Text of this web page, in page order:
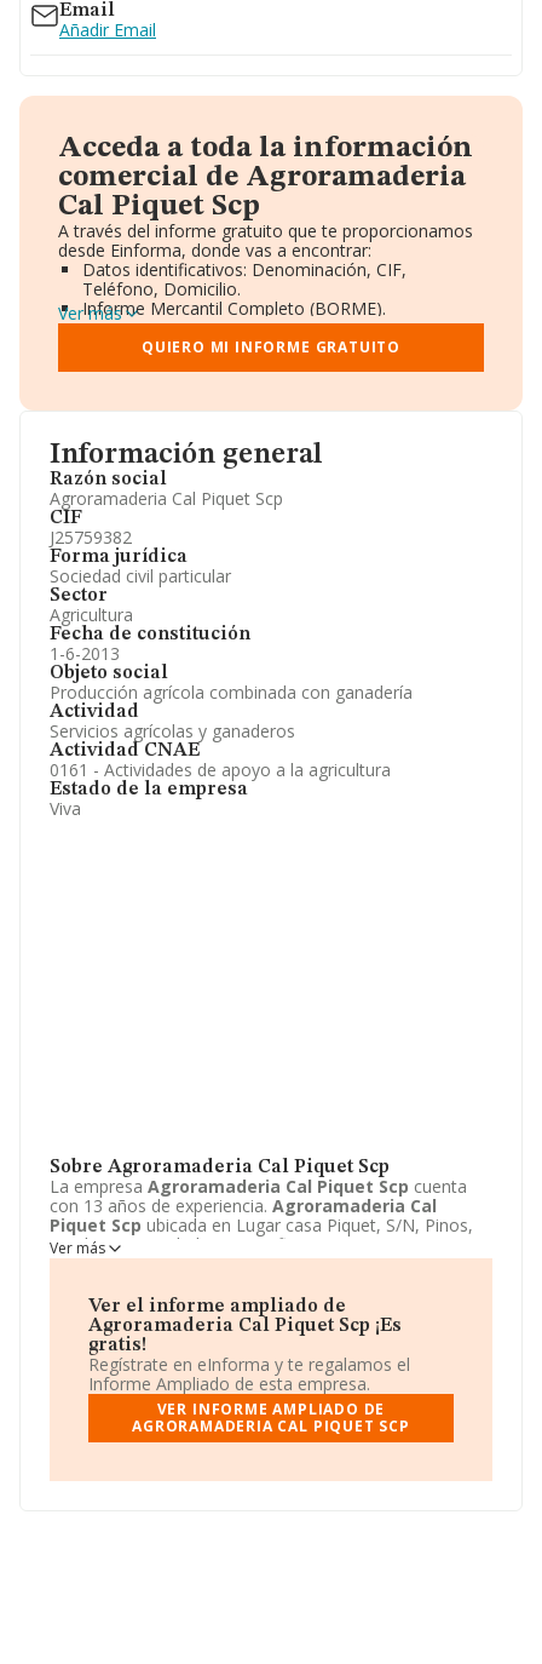
Información general
Razón social
Agroramaderia Cal Piquet Scp
CIF
J25759382
Forma jurídica
Sociedad civil particular
Sector
Agricultura
Fecha de constitución
1-6-2013
Objeto social
Producción agrícola combinada con ganadería
Actividad
Servicios agrícolas y ganaderos
Actividad CNAE
0161 - Actividades de apoyo a la agricultura
Estado de la empresa
Viva
Sobre Agroramaderia Cal Piquet Scp
La empresa Agroramaderia Cal Piquet Scp cuenta
con 13 años de experiencia. Agroramaderia Cal
Piquet Scp ubicada en Lugar casa Piquet, S/N, Pinos,
Lerida. Su actividad CNAE se fine como 0161 -
Actividades de apoyo a la agricultura. El modelo de
Sociedad civil particular.
Ver más
Ver el informe ampliado de
Agroramaderia Cal Piquet Scp ¡Es
gratis!
Regístrate en eInforma y te regalamos el
Informe Ampliado de esta empresa.
VER INFORME AMPLIADO DE
AGRORAMADERIA CAL PIQUET SCP
Email
Añadir Email
Acceda a toda la información
comercial de Agroramaderia
Cal Piquet Scp
A través del informe gratuito que te proporcionamos
desde Einforma, donde vas a encontrar:
Datos identificativos: Denominación, CIF,
Teléfono, Domicilio.
Informe Mercantil Completo (BORME).
Gráficos de Evolución Ventas y Empleados.
Consejo de Administración y Administradores.
Directivos y Ejecutivos.
Información oficial y registral complementaria.
Ver más
QUIERO MI INFORME GRATUITO